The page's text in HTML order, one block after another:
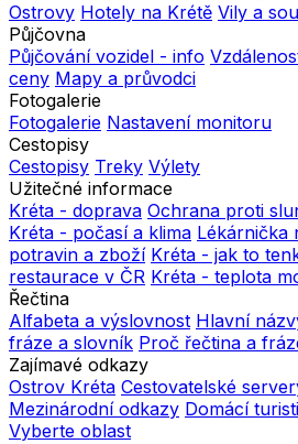
Ostrovy Hotely na Krétě Vily a
Půjčovna
Půjčování vozidel - info
ceny Mapy a průvodci
Fotogalerie
Fotogalerie Nastavení monitoru
Cestopisy
Cestopisy Treky Výlety
Užitečné informace
Kréta - doprava Ochrana proti
Kréta - počasí a klima Lékárnička
potravin a zboží Kréta - jak to
restaurace v ČR Kréta - teplota
Řečtina
Alfabeta a výslovnost Hlavní
fráze a slovník Proč řečtina a
Zajímavé odkazy
Ostrov Kréta Cestovatelské
Mezinárodní odkazy Domácí
Vyberte oblast